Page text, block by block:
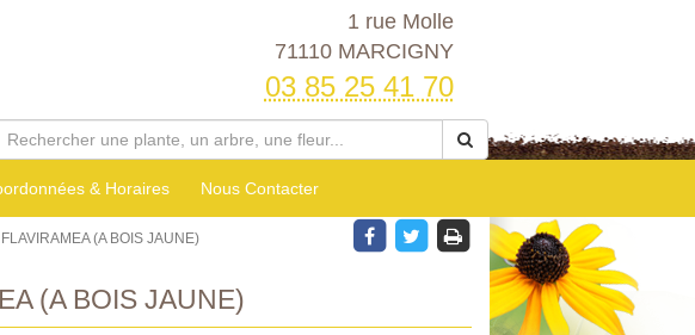
1 rue Molle
71110 MARCIGNY
03 85 25 41 70
& Horaires Nous Contacter
(A BOIS JAUNE)
(A BOIS JAUNE)